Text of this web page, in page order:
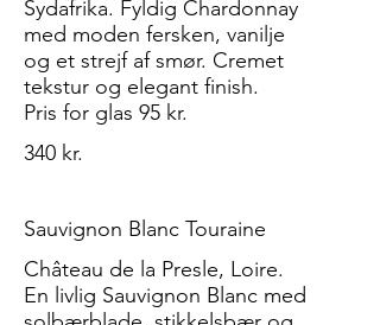
Sydafrika. Fyldig Chardonnay
med moden fersken, vanilje
og et strejf af smør. Cremet
tekstur og elegant finish.
Pris for glas 95 kr.
340 kr.
Sauvignon Blanc Touraine
Château de la Presle, Loire.
En livlig Sauvignon Blanc med